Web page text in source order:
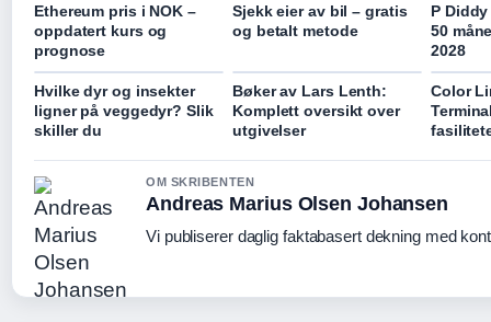
Ethereum pris i NOK –
oppdatert kurs og
prognose
Sjekk eier av bil – gratis
og betalt metode
P
50
2028
Hvilke dyr og insekter
ligner på veggedyr? Slik
skiller du
Bøker av Lars Lenth:
Komplett oversikt over
utgivelser
Color
OM SKRIBENTEN
Andreas Marius Olsen Johansen
Vi publiserer daglig faktabasert dekning med